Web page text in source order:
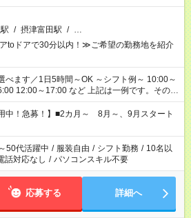
/ 摂津富田駅 / …
toドアで30分以内！≫ご希望の勤務地を紹介
日5時間～OK ～シフト例～ 10:00～
17:00 など 上記は一例です。その他
場合当社と合わせて法
時間を超えなければOKです。
中！急募！】■2カ月～ 8月～、9月スタート
50代活躍中 / 服装自由 / シフト勤務 / 10名以
話対応なし / パソコンスキル不要
応募する 詳細へ